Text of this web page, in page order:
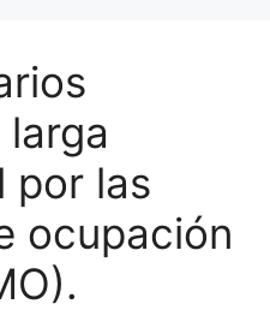
por las
ocupación